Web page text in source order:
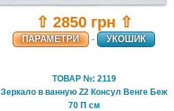
⇧ 2850 грн ⇧
ПАРАМЕТРИ - УКОШИК
ТОВАР №: 2119
Зеркало в ванную Z2 Консул Венге Беж
70 П см